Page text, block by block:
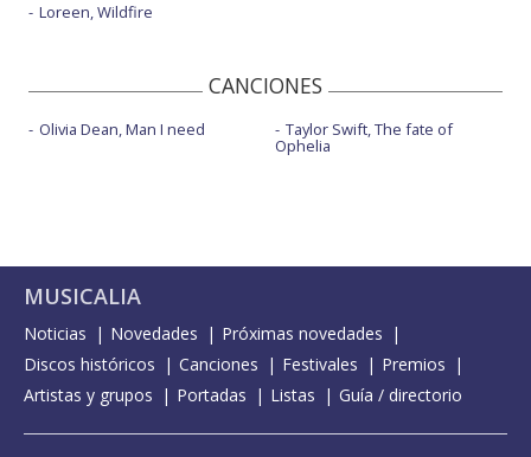
Loreen, Wildfire
CANCIONES
Olivia Dean, Man I need Taylor Swift, The fate of
Ophelia
MUSICALIA
Noticias Novedades
Próximas novedades
Discos históricos
Canciones Festivales
Premios
Artistas y grupos
Portadas Listas Guía / directorio